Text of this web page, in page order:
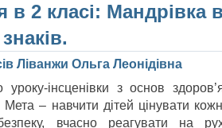
в 2 класі: Мандрівка
Ліванжи Ольга Леонідівна
уроку-інсценівки з основ
– навчити дітей цінувати
вчасно реагувати на рух